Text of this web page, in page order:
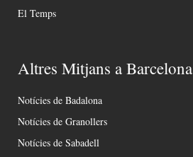
El Temps
Altres Mitjans a Barcelona
Notícies de Badalona
Notícies de Granollers
Notícies de Sabadell